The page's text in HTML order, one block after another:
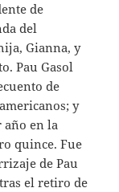
de
del
Gianna, y
Pau Gasol
de
y
año en la
quince. Fue
de Pau
el retiro de